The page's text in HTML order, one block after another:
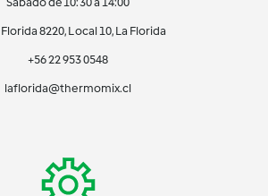
Florida 8220, Local 10, La Florida
+56 22 953 0548
laflorida@thermomix.cl